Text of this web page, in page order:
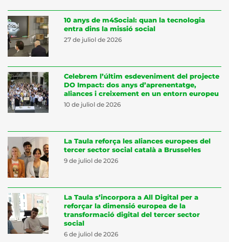
10 anys de m4Social: quan la tecnologia
entra dins la missió social
27 de juliol de 2026
Celebrem l’últim esdeveniment del projecte
DO Impact: dos anys d’aprenentatge,
aliances i creixement en un entorn europeu
10 de juliol de 2026
La Taula reforça les aliances europees del
tercer sector social català a Brussel·les
9 de juliol de 2026
La Taula s’incorpora a All Digital per a
reforçar la dimensió europea de la
transformació digital del tercer sector
social
6 de juliol de 2026